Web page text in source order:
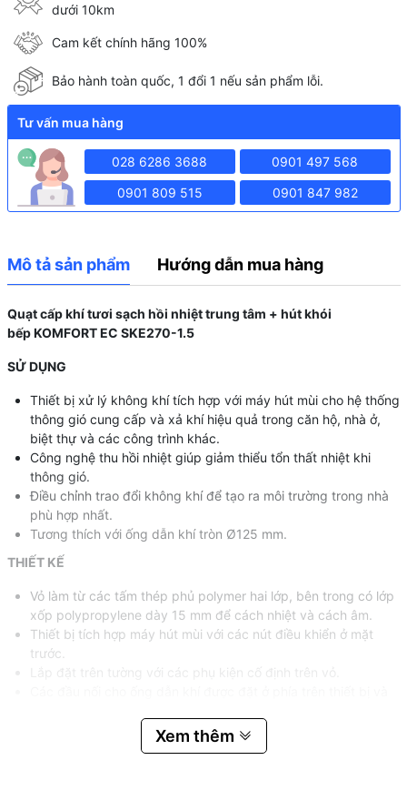
dưới 10km
Cam kết chính hãng 100%
Bảo hành toàn quốc, 1 đổi 1 nếu sản phẩm lỗi.
Tư vấn mua hàng
028 6286 3688 0901 497 568
0901 809 515 0901 847 982
Mô tả sản phẩm Hướng dẫn mua hàng
Quạt cấp khí tươi sạch hồi nhiệt trung tâm + hút khói
bếp KOMFORT EC SKE270-1.5
SỬ DỤNG
Thiết bị xử lý không khí tích hợp với máy hút mùi cho hệ thống
thông gió cung cấp và xả khí hiệu quả trong căn hộ, nhà ở,
biệt thự và các công trình khác.
Công nghệ thu hồi nhiệt giúp giảm thiểu tổn thất nhiệt khi
thông gió.
Điều chỉnh trao đổi không khí để tạo ra môi trường trong nhà
phù hợp nhất.
Tương thích với ống dẫn khí tròn Ø125 mm.
THIẾT KẾ
Vỏ làm từ các tấm thép phủ polymer hai lớp, bên trong có lớp
xốp polypropylene dày 15 mm để cách nhiệt và cách âm.
Thiết bị tích hợp máy hút mùi với các nút điều khiển ở mặt
trước.
Tấm bản lề của vỏ đảm bảo dễ dàng truy cập vào bên trong
để vệ sinh và bảo trì.
Xem thêm